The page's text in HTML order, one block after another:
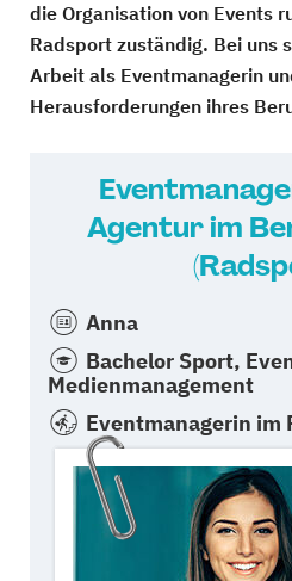
die Organisation von Events
Radsport zuständig. Bei uns
Arbeit als Eventmanagerin
Herausforderungen ihres
Agentur im
Anna
Bachelor Sport,
Medienmanagement
Eventmanagerin im